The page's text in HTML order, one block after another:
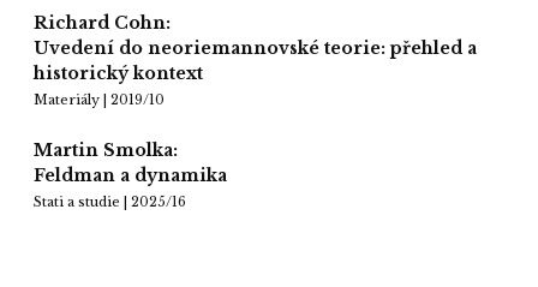
Richard Cohn:
Uvedení do neoriemannovské teorie: přehled a
historický kontext
Materiály | 2019/10
Martin Smolka:
Feldman a dynamika
Stati a studie | 2025/16